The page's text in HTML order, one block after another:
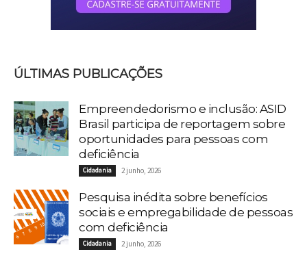
ÚLTIMAS PUBLICAÇÕES
Empreendedorismo e inclusão: ASID
Brasil participa de reportagem sobre
oportunidades para pessoas com
deficiência
Cidadania 2 junho, 2026
Pesquisa inédita sobre benefícios
sociais e empregabilidade de pessoas
com deficiência
Cidadania 2 junho, 2026